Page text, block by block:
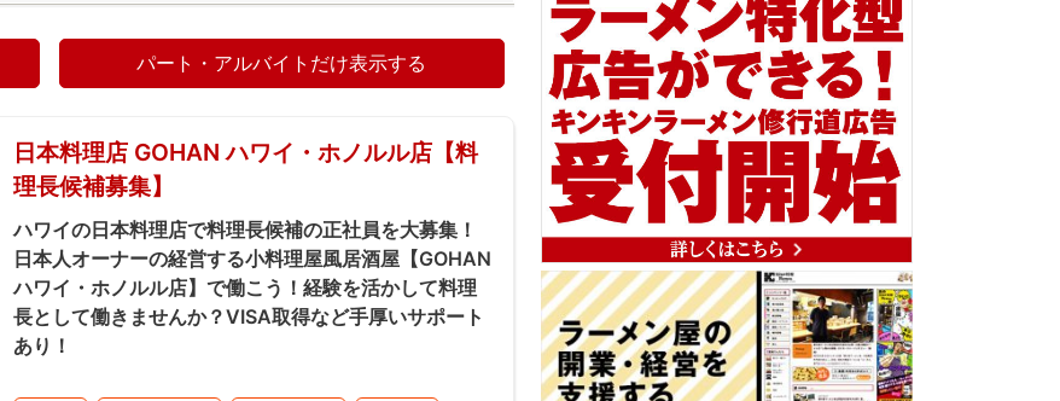
パート・アルバイトだけ表示する
日本料理店 GOHAN ハワイ・ホノルル店【料
理長候補募集】
ハワイの日本料理店で料理長候補の正社員を大募集！
日本人オーナーの経営する小料理屋風居酒屋【GOHAN
ハワイ・ホノルル店】で働こう！経験を活かして料理
長として働きませんか？VISA取得など手厚いサポート
あり！